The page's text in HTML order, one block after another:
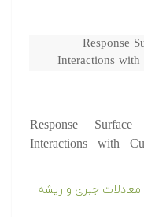
Response
Interactions
Response
Interactions with
جبری و ریشه